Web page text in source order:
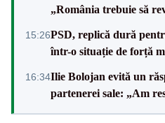
„România trebuie să
15:26PSD, replică dură
într-o situație de forță
16:34Ilie Bolojan evită un
partenerei sale: „Am